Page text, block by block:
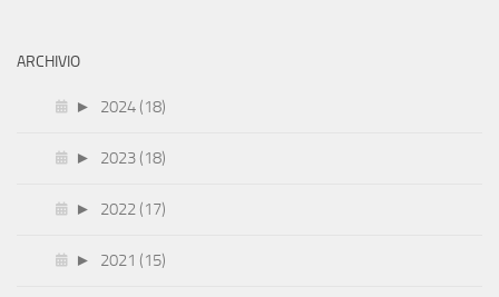
ARCHIVIO
► 2024 (18)
► 2023 (18)
► 2022 (17)
► 2021 (15)